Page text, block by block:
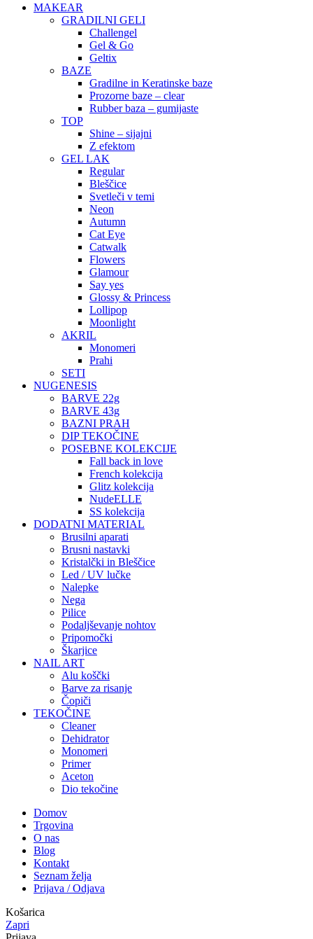
MAKEAR
GRADILNI GELI
Challengel
Gel & Go
Geltix
BAZE
Gradilne in Keratinske baze
Prozorne baze – clear
Rubber baza – gumijaste
TOP
Shine – sijajni
Z efektom
GEL LAK
Regular
Bleščice
Svetleči v temi
Neon
Autumn
Cat Eye
Catwalk
Flowers
Glamour
Say yes
Glossy & Princess
Lollipop
Moonlight
AKRIL
Monomeri
Prahi
SETI
NUGENESIS
BARVE 22g
BARVE 43g
BAZNI PRAH
DIP TEKOČINE
POSEBNE KOLEKCIJE
Fall back in love
French kolekcija
Glitz kolekcija
NudeELLE
SS kolekcija
DODATNI MATERIAL
Brusilni aparati
Brusni nastavki
Kristalčki in Bleščice
Led / UV lučke
Nalepke
Nega
Pilice
Podaljševanje nohtov
Pripomočki
Škarjice
NAIL ART
Alu koščki
Barve za risanje
Čopiči
TEKOČINE
Cleaner
Dehidrator
Monomeri
Primer
Aceton
Dio tekočine
Domov
Trgovina
O nas
Blog
Kontakt
Seznam želja
Prijava / Odjava
Košarica
Zapri